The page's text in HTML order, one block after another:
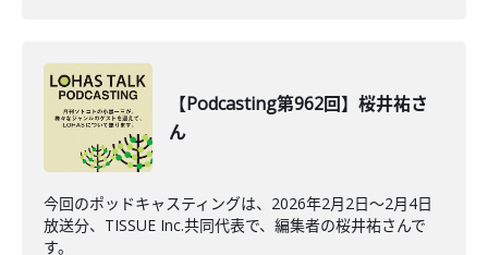
【Podcasting第962回】桜井祐さ
ん
今回のポッドキャスティングは、2026年2月2日〜2月4日
放送分、TISSUE Inc.共同代表で、編集者の桜井祐さんで
す。